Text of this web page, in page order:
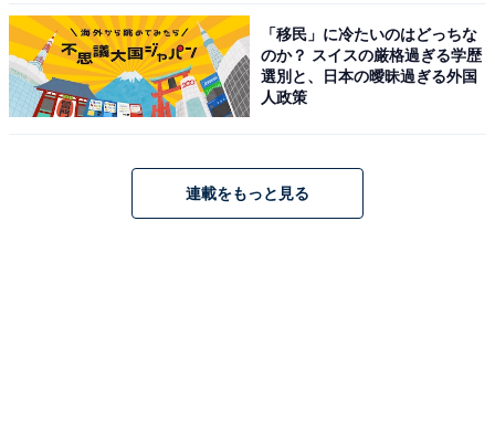
〇「無駄だと感じる」派
時間を奪われる感覚がある。メールやチャットだと
きる。（食品・飲食 28歳 男性）
「移民」に冷たいのはどっちな
のか？ スイスの厳格過ぎる学歴
選別と、日本の曖昧過ぎる外国
人政策
連載をもっと見る